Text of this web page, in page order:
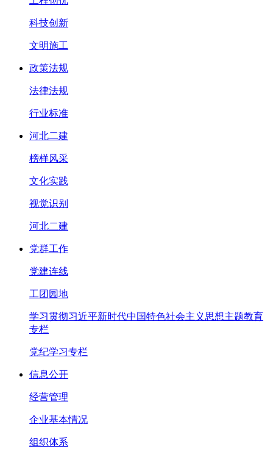
科技创新
文明施工
政策法规
法律法规
行业标准
河北二建
榜样风采
文化实践
视觉识别
河北二建
党群工作
党建连线
工团园地
学习贯彻习近平新时代中国特色社会主义思想主题教育
专栏
党纪学习专栏
信息公开
经营管理
企业基本情况
组织体系